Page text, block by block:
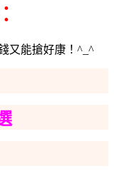
：
又能搶好康！^_^